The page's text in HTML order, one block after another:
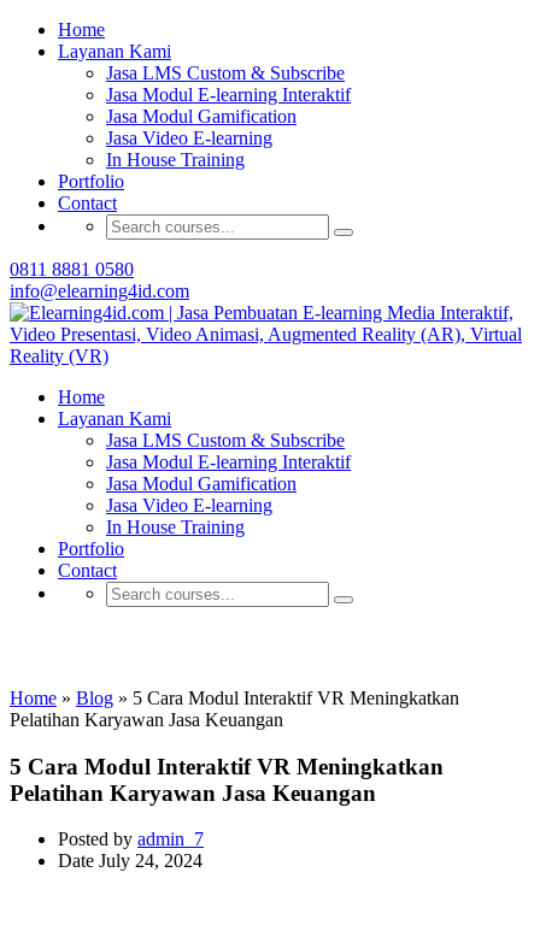
Home
Layanan Kami
Jasa LMS Custom & Subscribe
Jasa Modul E-learning Interaktif
Jasa Modul Gamification
Jasa Video E-learning
In House Training
Portfolio
Contact
0811 8881 0580
info@elearning4id.com
Home
Layanan Kami
Jasa LMS Custom & Subscribe
Jasa Modul E-learning Interaktif
Jasa Modul Gamification
Jasa Video E-learning
In House Training
Portfolio
Contact
Home » Blog » 5 Cara Modul Interaktif VR Meningkatkan
Pelatihan Karyawan Jasa Keuangan
5 Cara Modul Interaktif VR Meningkatkan
Pelatihan Karyawan Jasa Keuangan
Posted by admin_7
Date July 24, 2024
Buat Modul E-learning & LMS Anda Semakin
Menarik dengan Gamification
Hubungi Tim Elearning4id